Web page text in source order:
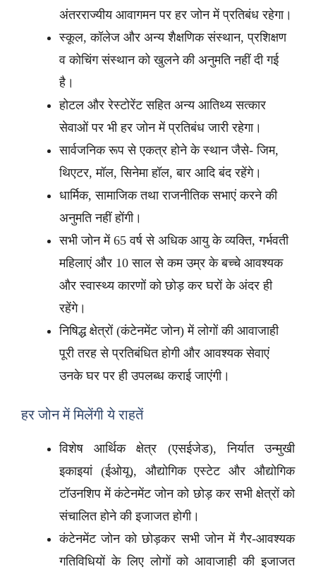
अंतरराज्यीय आवागमन पर हर जोन में प्रतिबंध रहेगा।
स्कूल, कॉलेज और अन्य शैक्षणिक संस्थान, प्रशिक्षण
व कोचिंग संस्थान को खुलने की अनुमति नहीं दी गई
है।
होटल और रेस्टोरेंट सहित अन्य आतिथ्य सत्कार
सेवाओं पर भी हर जोन में प्रतिबंध जारी रहेगा।
सार्वजनिक रूप से एकत्र होने के स्थान जैसे- जिम,
थिएटर, मॉल, सिनेमा हॉल, बार आदि बंद रहेंगे।
धार्मिक, सामाजिक तथा राजनीतिक सभाएं करने की
अनुमति नहीं होंगी।
सभी जोन में 65 वर्ष से अधिक आयु के व्यक्ति, गर्भवती
महिलाएं और 10 साल से कम उम्र के बच्चे आवश्यक
और स्वास्थ्य कारणों को छोड़ कर घरों के अंदर ही
रहेंगे।
निषिद्ध क्षेत्रों (कंटेनमेंट जोन) में लोगों की आवाजाही
पूरी तरह से प्रतिबंधित होगी और आवश्यक सेवाएं
उनके घर पर ही उपलब्ध कराई जाएंगी।
हर जोन में मिलेंगी ये राहतें
विशेष आर्थिक क्षेत्र (एसईजेड), निर्यात उन्मुखी
इकाइयां (ईओयू), औद्योगिक एस्टेट और औद्योगिक
टॉउनशिप में कंटेनमेंट जोन को छोड़ कर सभी क्षेत्रों को
संचालित होने की इजाजत होगी।
कंटेनमेंट जोन को छोड़कर सभी जोन में गैर-आवश्यक
गतिविधियों के लिए लोगों को आवाजाही की इजाजत